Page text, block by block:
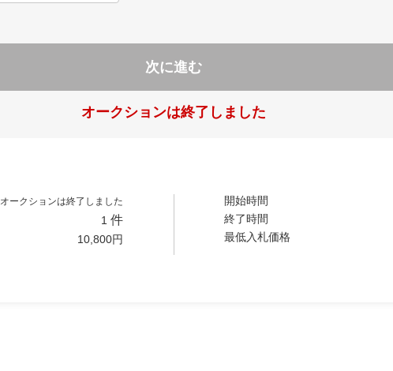
次に進む
オークションは終了しました
オークションは終了しました
1 件
10,800円
開始時間
終了時間
最低入札価格